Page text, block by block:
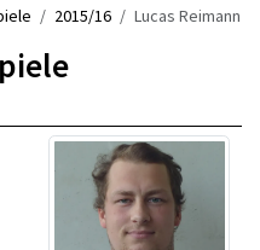
2015/16 Lucas Reimann